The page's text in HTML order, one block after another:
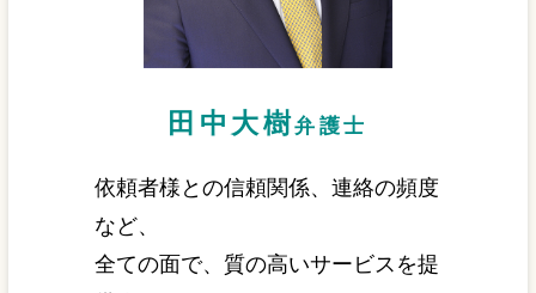
田中大樹弁護士
依頼者様との信頼関係、連絡の頻度
など、
全ての面で、質の高いサービスを提